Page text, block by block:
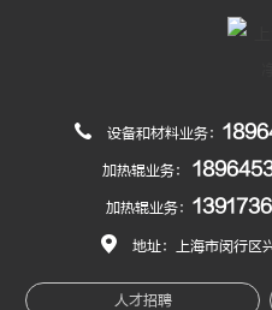
设备和材料业务：
加热辊业务：
加热辊业务：
地址：上海市闵行区
人才招聘